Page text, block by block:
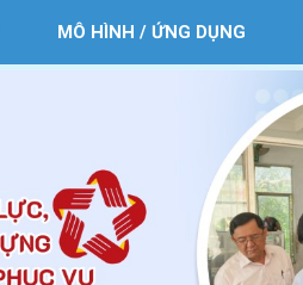
MÔ HÌNH / ỨNG DỤNG